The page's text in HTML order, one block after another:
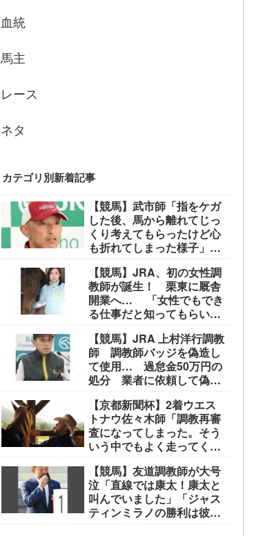
血統
馬主
レース
ネタ
カテゴリ別新着記事
【競馬】武市師「指をケガ
した後、馬から離れてじっ
くり考えてもらったけど心
も折れてしまった様子」大
【競馬】JRA、初の女性調
教師が誕生！ 栗東に厩舎
開業へ… 「女性でもでき
る仕事だと知ってもらいた
てたい」
【競馬】JRA 上村洋行調教
師 調教師バッジを偽造し
て使用… 過怠金50万円の
処分 業者に依頼して偽造
【京都新聞杯】2着ウエス
トナウ佐々木師「調教再審
査になってしまった。そう
いう中でもよく走ってくれ
【競馬】友道調教師が大号
泣「直線では康太！康太と
叫んでいました」「ジャス
ティンミラノの勝利は彼の